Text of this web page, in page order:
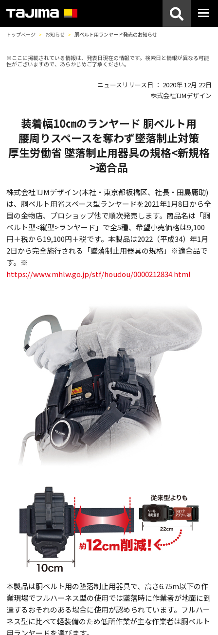
トップページ お知らせ 胴ベルト用ランヤード発売のお知らせ
※ここに掲載されている情報は、発表日現在の情報です。検索日と情報が異なる可能
性がございますので、あらかじめご了承ください。
ニュースリリース日 ： 2020年 12月 22日
株式会社TJMデザイン
装着幅10㎝のランヤード 胴ベルト用
腰周りスペースを奪わず墜落制止対策
厚生労働省 墜落制止用器具の規格<新規格
>適合品
株式会社TJMデザイン(本社・東京都板橋区、社長・田島庸助)
は、胴ベルト用省スペース型ランヤードを2021年1月8日から全
国の金物店、プロショップ他で順次発売します。商品名は「胴
ベルト型<縦型>ランヤード」で全5種、希望小売価格は9,100
円＋税から19,100円＋税です。本製品は2022（平成34）年1月
2日から完全施行される「墜落制止用器具の規格」※適合品で
す。※
https://www.mhlw.go.jp/stf/houdou/0000212834.html
本製品は胴ベルト用の墜落制止用器具で、高さ6.75m以下の作
業現場でフルハーネス型の使用では墜落時に作業者が地面に到
達するおそれのある場合に使用が認められています。フルハー
ネス型に比べて軽装備のため低所作業が主な作業者は胴ベルト
用ランヤードを選びます。